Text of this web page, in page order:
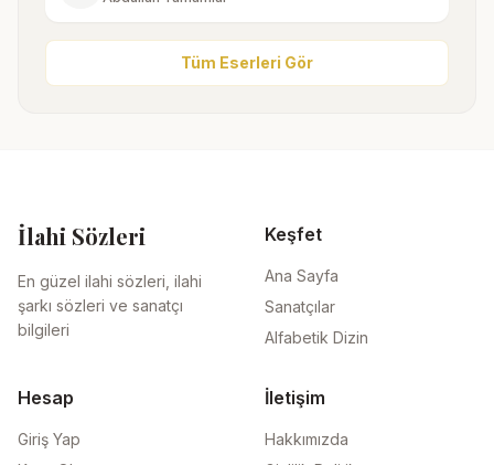
Tüm Eserleri Gör
İlahi Sözleri
En güzel ilahi sözleri, ilahi
şarkı sözleri ve sanatçı
bilgileri
Keşfet
Ana Sayfa
Sanatçılar
Alfabetik Dizin
Hesap
Giriş Yap
İletişim
Hakkımızda